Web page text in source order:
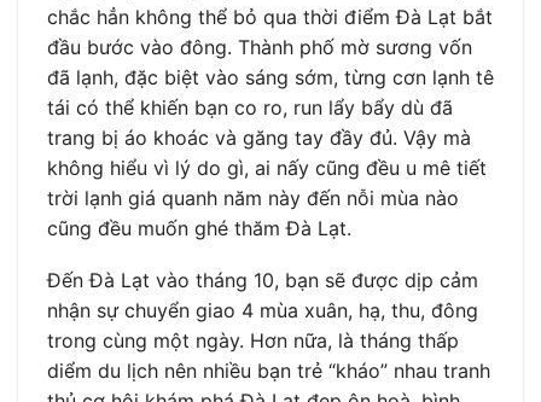
chắc hẳn không thể bỏ qua thời điểm Đà Lạt bắt
đầu bước vào đông. Thành phố mờ sương vốn
đã lạnh, đặc biệt vào sáng sớm, từng cơn lạnh tê
tái có thể khiến bạn co ro, run lẩy bẩy dù đã
trang bị áo khoác và găng tay đầy đủ. Vậy mà
không hiểu vì lý do gì, ai nấy cũng đều u mê tiết
trời lạnh giá quanh năm này đến nỗi mùa nào
cũng đều muốn ghé thăm Đà Lạt.
Đến Đà Lạt vào tháng 10, bạn sẽ được dịp cảm
nhận sự chuyển giao 4 mùa xuân, hạ, thu, đông
trong cùng một ngày. Hơn nữa, là tháng thấp
diểm du lịch nên nhiều bạn trẻ “kháo” nhau tranh